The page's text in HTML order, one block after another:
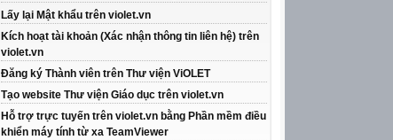
Lấy lại Mật khẩu trên violet.vn
Kích hoạt tài khoản (Xác nhận thông tin liên hệ) trên
violet.vn
Đăng ký Thành viên trên Thư viện ViOLET
Tạo website Thư viện Giáo dục trên violet.vn
Hỗ trợ trực tuyến trên violet.vn bằng Phần mềm điều
khiển máy tính từ xa TeamViewer